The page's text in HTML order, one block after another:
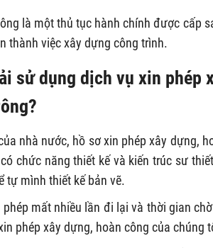
là một thủ tục hành chính được cấp
thành việc xây dựng công trình.
sử dụng dịch vụ xin phép
nhà nước, hồ sơ xin phép xây dựng,
chức năng thiết kế và kiến trúc sư
tự mình thiết kế bản vẽ.
mất nhiều lần đi lại và thời gian
phép xây dựng, hoàn công của